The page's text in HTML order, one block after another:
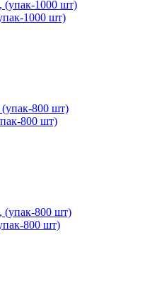
1000 шт)
800 шт)
800 шт)